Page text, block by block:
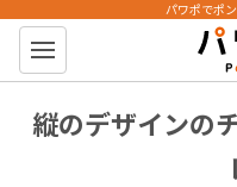
パワポン
パワポでポ
縦のデザインの